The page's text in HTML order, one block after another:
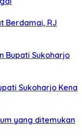
Berdamai, RJ
Bupati Sukoharjo
Sukoharjo Kena
yang ditemukan